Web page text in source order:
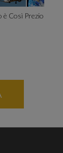
è Così Prezioso?